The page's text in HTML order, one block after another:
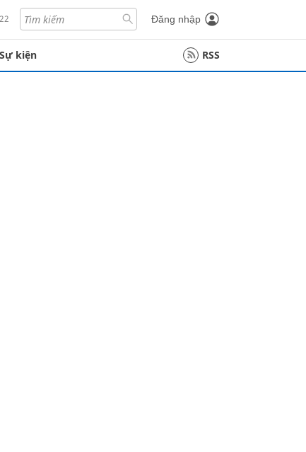
Đăng nhập
Sự kiện RSS